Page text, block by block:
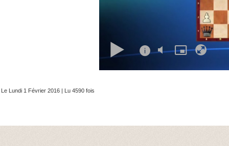
Le Lundi 1 Février 2016 | Lu 4590 fois